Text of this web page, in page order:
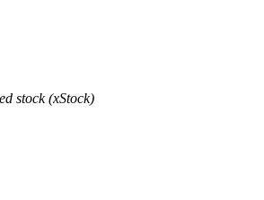
stock (xStock)